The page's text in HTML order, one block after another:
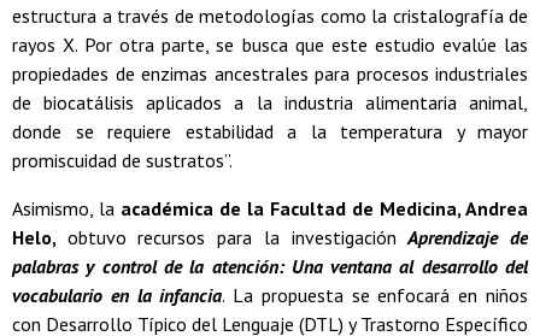
estructura a través de metodologías como la cristalografía de
rayos X. Por otra parte, se busca que este estudio evalúe las
propiedades de enzimas ancestrales para procesos industriales
de biocatálisis aplicados a la industria alimentaria animal,
donde se requiere estabilidad a la temperatura y mayor
promiscuidad de sustratos”.
Asimismo, la académica de la Facultad de Medicina, Andrea
Helo, obtuvo recursos para la investigación Aprendizaje de
palabras y control de la atención: Una ventana al desarrollo del
vocabulario en la infancia. La propuesta se enfocará en niños
con Desarrollo Típico del Lenguaje (DTL) y Trastorno Específico